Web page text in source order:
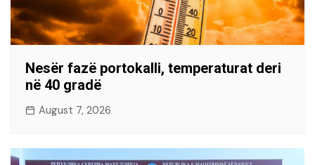
Nesër fazë portokalli, temperaturat deri
në 40 gradë
August 7, 2026